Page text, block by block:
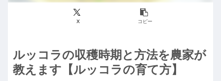
X コピー
ルッコラの収穫時期と方法を農家が
教えます【ルッコラの育て方】